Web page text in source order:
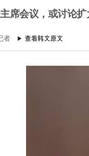
席会议，或讨论扩
者